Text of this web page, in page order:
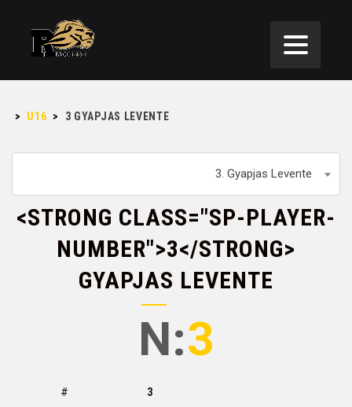
> U16 > 3 GYAPJAS LEVENTE
3. Gyapjas Levente
<STRONG CLASS="SP-PLAYER-
NUMBER">3</STRONG>
GYAPJAS LEVENTE
N:3
#
3